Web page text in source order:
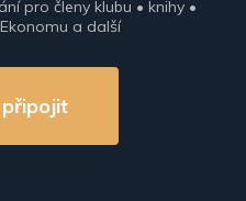
pro členy klubu • knihy •
a další
připojit